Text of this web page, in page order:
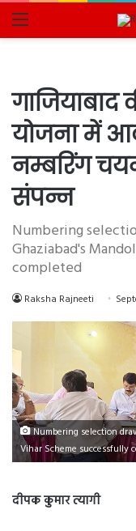
Menu
गाजियाबाद
योजना में
नम्बरिंग
संपन्न
Numbering
Ghaziabad's
completed
Raksha Rajneeti
Numbering selection
Vihar Scheme successfully
दीपक कुमार त्यागी